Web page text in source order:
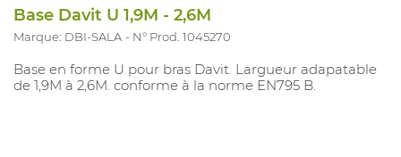
Base Davit U 1,9M - 2,6M
Marque: DBI-SALA N° Prod. 1045270
Base en forme U pour bras Davit. Largueur adapatable
de 1,9M à 2,6M. conforme à la norme EN795 B.